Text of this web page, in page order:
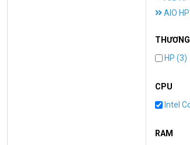
AIO
HP (3)
CPU
Intel
RAM